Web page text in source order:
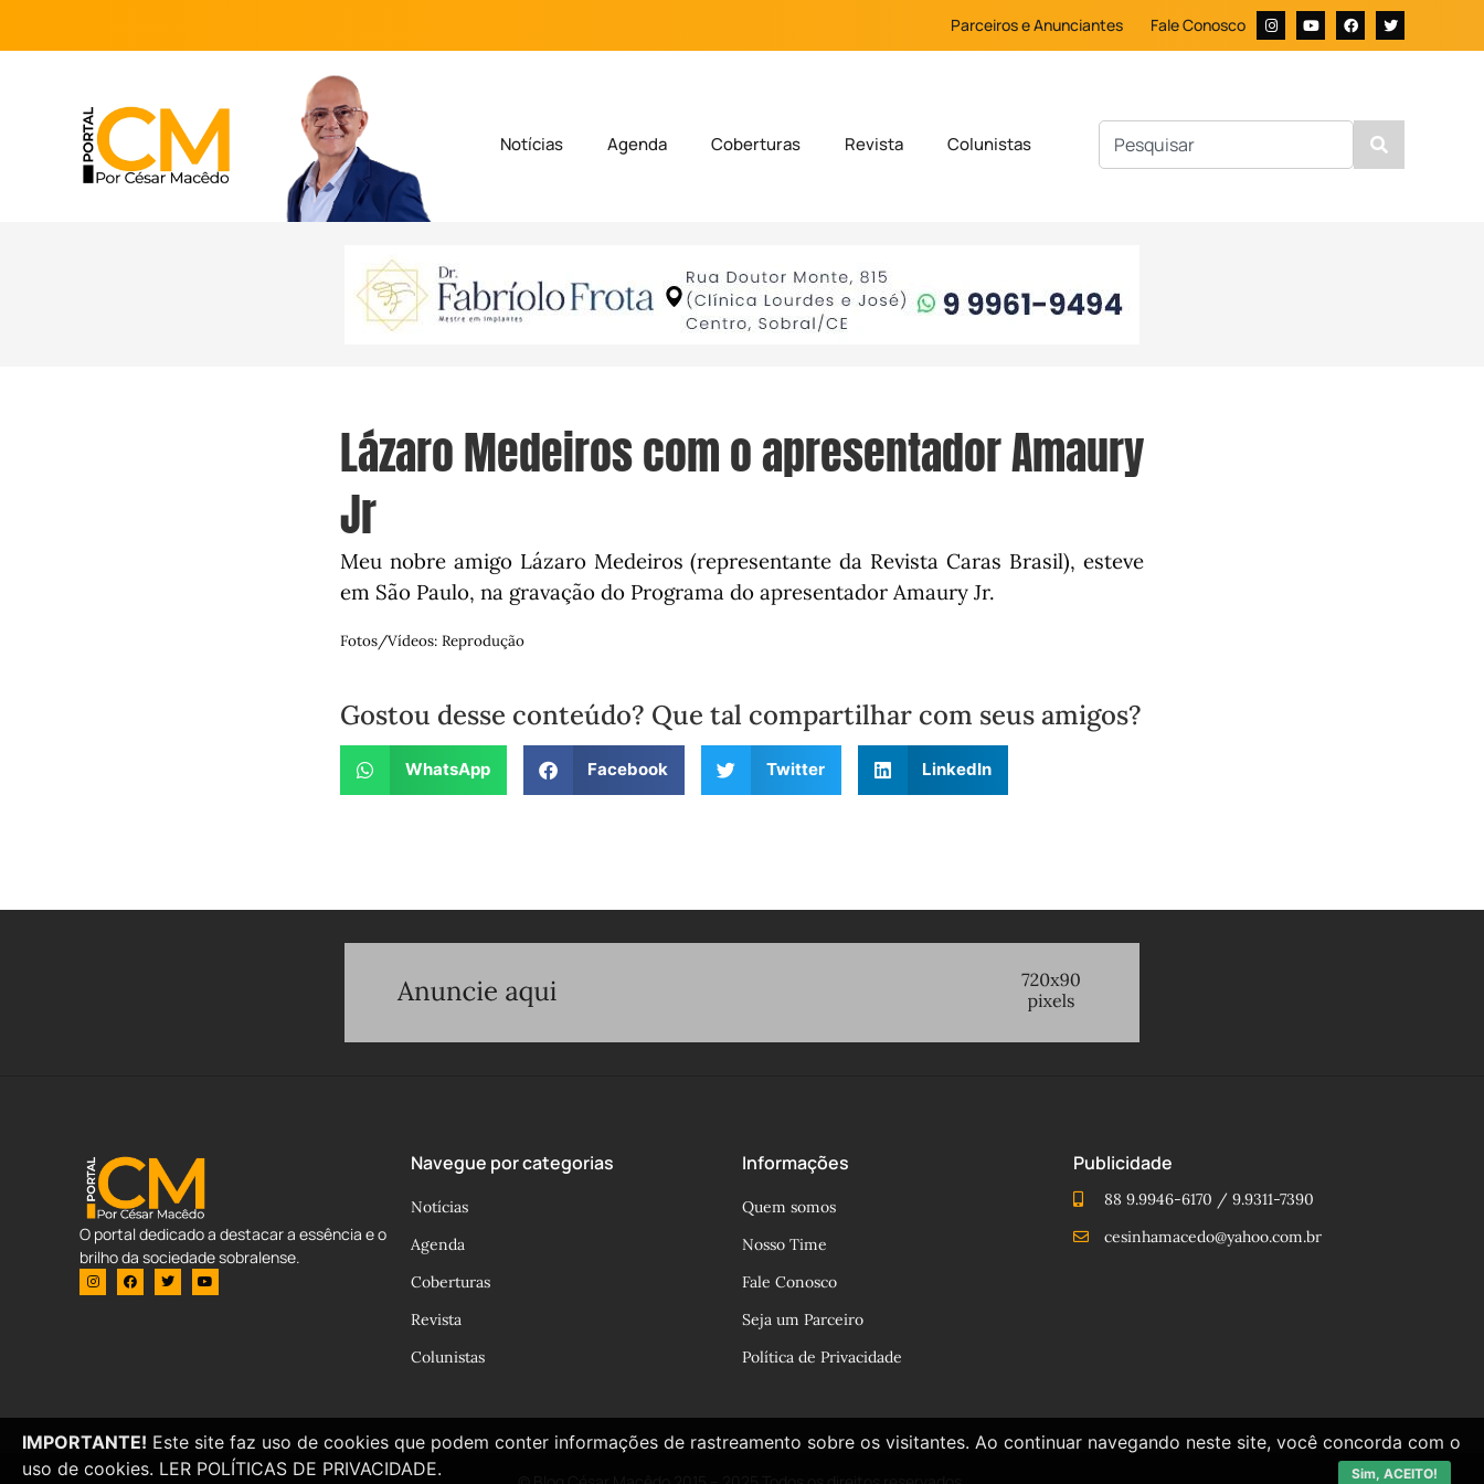
Parceiros e Anunciantes Fale Conosco
Notícias Agenda Coberturas Revista Colunistas
Lázaro Medeiros com o apresentador Amaury
Jr
Meu nobre amigo Lázaro Medeiros (representante da Revista Caras Brasil), esteve
em São Paulo, na gravação do Programa do apresentador Amaury Jr.
Fotos/Vídeos: Reprodução
Gostou desse conteúdo? Que tal compartilhar com seus amigos?
WhatsApp Facebook Twitter LinkedIn
O portal dedicado a destacar a essência e o
brilho da sociedade sobralense.
Navegue por categorias
Notícias
Agenda
Coberturas
Revista
Colunistas
Informações
Quem somos
Nosso Time
Fale Conosco
Seja um Parceiro
Política de Privacidade
Publicidade
88 9.9946-6170 / 9.9311-7390
cesinhamacedo@yahoo.com.br
IMPORTANTE! Este site faz uso de cookies que podem conter informações de rastreamento sobre os visitantes. Ao continuar navegando neste site, você concorda com o
uso de cookies. LER POLÍTICAS DE PRIVACIDADE. Sim, ACEITO!